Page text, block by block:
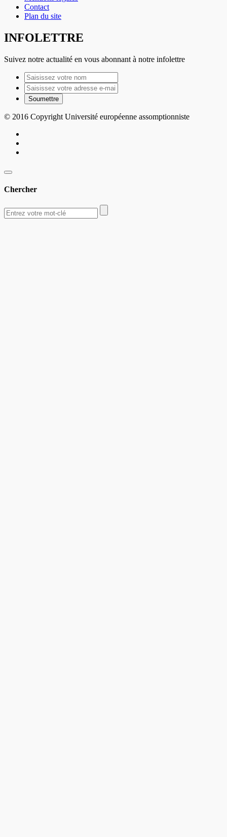
Contact
Plan du site
INFOLETTRE
Suivez notre actualité en vous abonnant à notre infolettre
© 2016 Copyright Université européenne assomptionniste
Chercher